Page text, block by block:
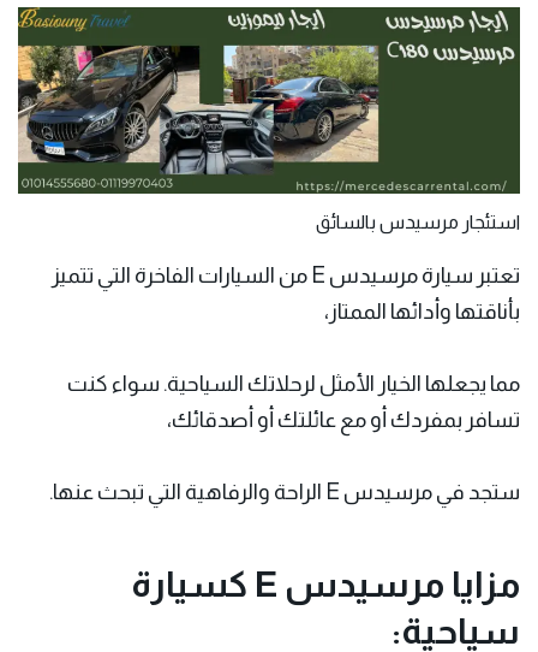
استئجار مرسيدس بالسائق
تعتبر سيارة مرسيدس E من السيارات الفاخرة التي تتميز
بأناقتها وأدائها الممتاز،
مما يجعلها الخيار الأمثل لرحلاتك السياحية. سواء كنت
تسافر بمفردك أو مع عائلتك أو أصدقائك،
ستجد في مرسيدس E الراحة والرفاهية التي تبحث عنها.
مزايا مرسيدس E كسيارة
سياحية: